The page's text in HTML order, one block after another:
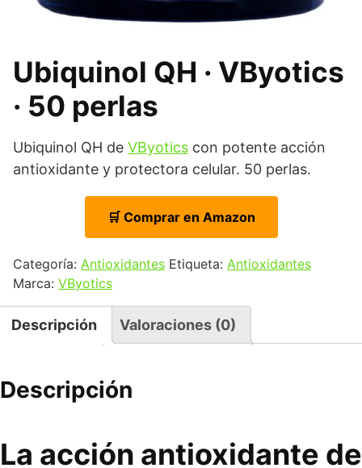
Ubiquinol QH · VByotics
· 50 perlas
Ubiquinol QH de VByotics con potente acción
antioxidante y protectora celular. 50 perlas.
🛒 Comprar en Amazon
Categoría: Antioxidantes Etiqueta: Antioxidantes
Marca: VByotics
Descripción Valoraciones (0)
Descripción
La acción antioxidante de